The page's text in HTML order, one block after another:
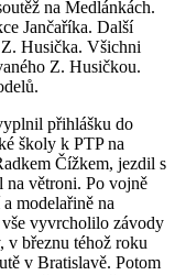
na Medlánkách.
Jančaříka. Další
Husička. Všichni
Z. Husičkou.
přihlášku do
školy k PTP na
Čížkem, jezdil s
na větroni. Po vojně
modelařině na
vyvrcholilo závody
v březnu téhož roku
v Bratislavě. Potom